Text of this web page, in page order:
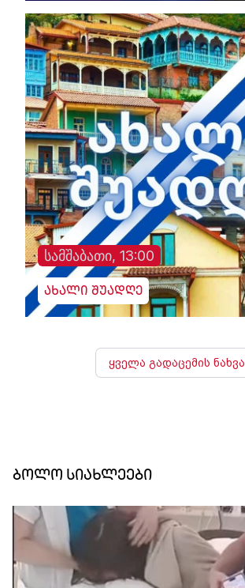
სამშაბათი, 13:00
ახალი შუადღე
ყველა გადაცემის ნახვა
ბოლო სიახლეები